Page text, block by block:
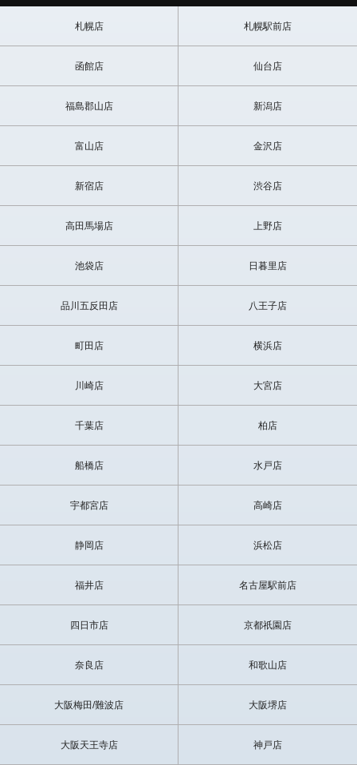
札幌店 札幌駅前店
函館店 仙台店
福島郡山店 新潟店
富山店 金沢店
新宿店 渋谷店
高田馬場店 上野店
池袋店 日暮里店
品川五反田店 八王子店
町田店 横浜店
川崎店 大宮店
千葉店 柏店
船橋店 水戸店
宇都宮店 高崎店
静岡店 浜松店
福井店 名古屋駅前店
四日市店 京都祇園店
奈良店 和歌山店
大阪梅田/難波店 大阪堺店
大阪天王寺店 神戸店